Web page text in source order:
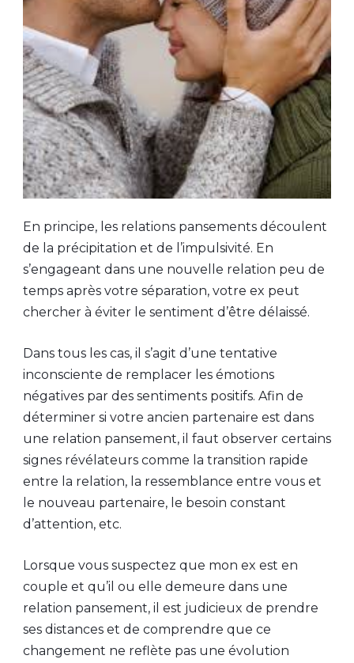
En principe, les relations pansements découlent
de la précipitation et de l’impulsivité. En
s’engageant dans une nouvelle relation peu de
temps après votre séparation, votre ex peut
chercher à éviter le sentiment d’être délaissé.
Dans tous les cas, il s’agit d’une tentative
inconsciente de remplacer les émotions
négatives par des sentiments positifs. Afin de
déterminer si votre ancien partenaire est dans
une relation pansement, il faut observer certains
signes révélateurs comme la transition rapide
entre la relation, la ressemblance entre vous et
le nouveau partenaire, le besoin constant
d’attention, etc.
Lorsque vous suspectez que mon ex est en
couple et qu’il ou elle demeure dans une
relation pansement, il est judicieux de prendre
ses distances et de comprendre que ce
changement ne reflète pas une évolution